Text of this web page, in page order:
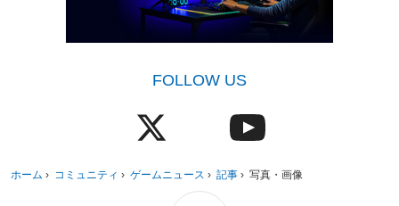
FOLLOW US
ホーム › コミュニティ › ゲームニュース › 記事 › 写真・画像